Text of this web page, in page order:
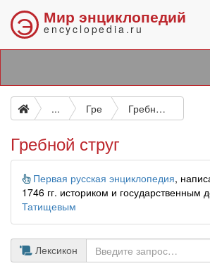
Э Мир энциклопедий
encyclopedia.ru
... Гре Гребной струг
Гребной струг
Информация
Первая русская энциклопедия,
1746 гг. историком и государственным
Татищевым
Лексикон